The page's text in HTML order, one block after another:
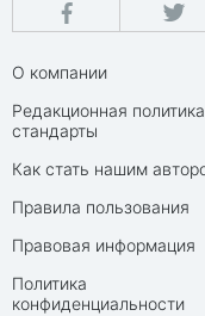
О компании
Редакционная
стандарты
Как стать нашим
Правила пользования
Правовая информация
Политика
конфиденциальности